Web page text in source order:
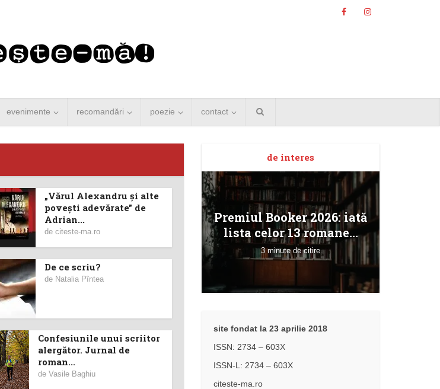
evenimente recomandări poezie contact
„Vărul Alexandru și alte
povești adevărate” de
Adrian...
de citeste-ma.ro
De ce scriu?
de Natalia Pîntea
Confesiunile unui scriitor
alergător. Jurnal de
roman...
de Vasile Baghiu
de interes
Concurs de reportaj
literar pentru noile
3 minute de citire
Premiul Booker 2026: iată
lista celor 13 romane...
3 minute de citire
site fondat la 23 aprilie 2018
ISSN: 2734 – 603X
ISSN-L: 2734 – 603X
citeste-ma.ro